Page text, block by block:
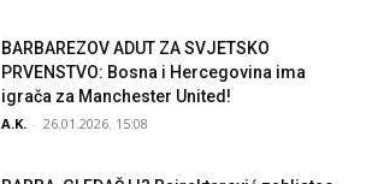
BARBAREZOV ADUT ZA SVJETSKO
PRVENSTVO: Bosna i Hercegovina ima
igrača za Manchester United!
A.K. - 26.01.2026. 15:08